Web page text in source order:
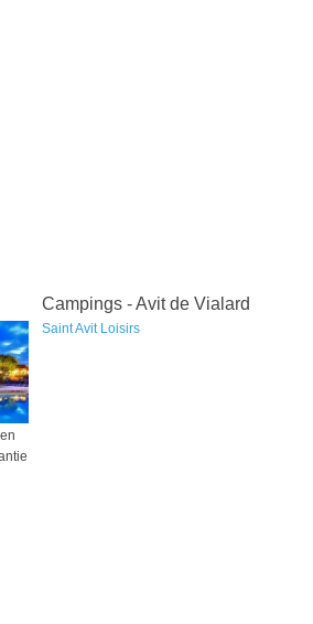
Campings - Avit de Vialard
Saint Avit Loisirs